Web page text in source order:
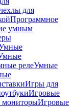
для
Программное
умным
релеУмные
Игры для
Игровые
мониторыИгровые